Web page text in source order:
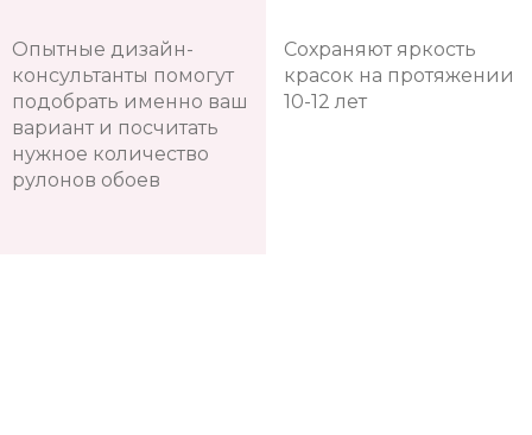
Опытные дизайн-
консультанты помогут
подобрать именно ваш
вариант и посчитать
нужное количество
рулонов обоев
Сохраняют яркость
красок на протяжении
10-12 лет